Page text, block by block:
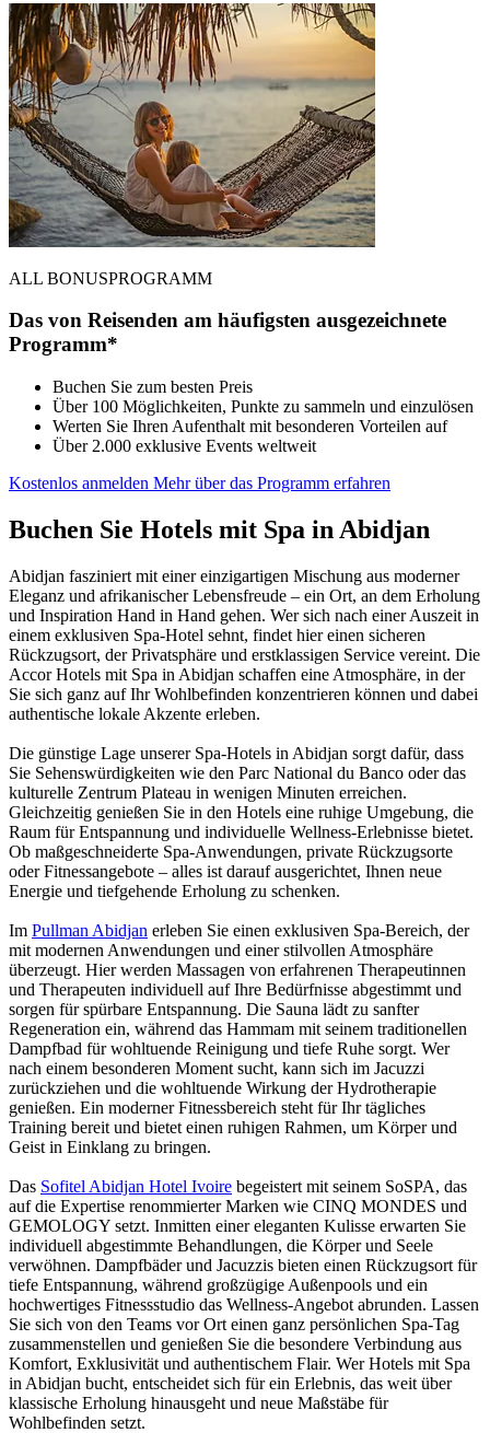
ALL BONUSPROGRAMM
Das von Reisenden am häufigsten ausgezeichnete
Programm*
Buchen Sie zum besten Preis
Über 100 Möglichkeiten, Punkte zu sammeln und einzulösen
Werten Sie Ihren Aufenthalt mit besonderen Vorteilen auf
Über 2.000 exklusive Events weltweit
Kostenlos anmelden Mehr über das Programm erfahren
Buchen Sie Hotels mit Spa in Abidjan
Abidjan fasziniert mit einer einzigartigen Mischung aus moderner
Eleganz und afrikanischer Lebensfreude – ein Ort, an dem Erholung
und Inspiration Hand in Hand gehen. Wer sich nach einer Auszeit in
einem exklusiven Spa-Hotel sehnt, findet hier einen sicheren
Rückzugsort, der Privatsphäre und erstklassigen Service vereint. Die
Accor Hotels mit Spa in Abidjan schaffen eine Atmosphäre, in der
Sie sich ganz auf Ihr Wohlbefinden konzentrieren können und dabei
authentische lokale Akzente erleben.
Die günstige Lage unserer Spa-Hotels in Abidjan sorgt dafür, dass
Sie Sehenswürdigkeiten wie den Parc National du Banco oder das
kulturelle Zentrum Plateau in wenigen Minuten erreichen.
Gleichzeitig genießen Sie in den Hotels eine ruhige Umgebung, die
Raum für Entspannung und individuelle Wellness-Erlebnisse bietet.
Ob maßgeschneiderte Spa-Anwendungen, private Rückzugsorte
oder Fitnessangebote – alles ist darauf ausgerichtet, Ihnen neue
Energie und tiefgehende Erholung zu schenken.
Im Pullman Abidjan erleben Sie einen exklusiven Spa-Bereich, der
mit modernen Anwendungen und einer stilvollen Atmosphäre
überzeugt. Hier werden Massagen von erfahrenen Therapeutinnen
und Therapeuten individuell auf Ihre Bedürfnisse abgestimmt und
sorgen für spürbare Entspannung. Die Sauna lädt zu sanfter
Regeneration ein, während das Hammam mit seinem traditionellen
Dampfbad für wohltuende Reinigung und tiefe Ruhe sorgt. Wer
nach einem besonderen Moment sucht, kann sich im Jacuzzi
zurückziehen und die wohltuende Wirkung der Hydrotherapie
genießen. Ein moderner Fitnessbereich steht für Ihr tägliches
Training bereit und bietet einen ruhigen Rahmen, um Körper und
Geist in Einklang zu bringen.
Das Sofitel Abidjan Hotel Ivoire begeistert mit seinem SoSPA, das
auf die Expertise renommierter Marken wie CINQ MONDES und
GEMOLOGY setzt. Inmitten einer eleganten Kulisse erwarten Sie
individuell abgestimmte Behandlungen, die Körper und Seele
verwöhnen. Dampfbäder und Jacuzzis bieten einen Rückzugsort für
tiefe Entspannung, während großzügige Außenpools und ein
hochwertiges Fitnessstudio das Wellness-Angebot abrunden. Lassen
Sie sich von den Teams vor Ort einen ganz persönlichen Spa-Tag
zusammenstellen und genießen Sie die besondere Verbindung aus
Komfort, Exklusivität und authentischem Flair. Wer Hotels mit Spa
in Abidjan bucht, entscheidet sich für ein Erlebnis, das weit über
klassische Erholung hinausgeht und neue Maßstäbe für
Wohlbefinden setzt.